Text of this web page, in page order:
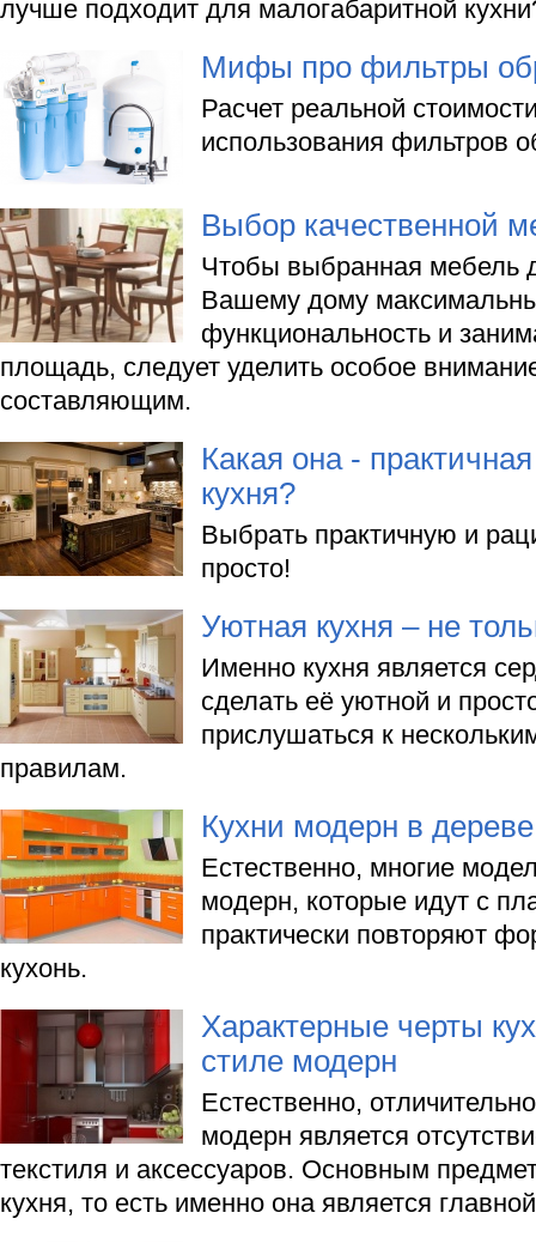
лучше подходит для малогабаритной
Мифы про фильтры
Расчет реальной
использования фильтров
Выбор качественной
Чтобы выбранная мебель
Вашему дому
функциональность и
площадь, следует уделить особое
составляющим.
Какая она -
кухня?
Выбрать практичную и
просто!
Уютная кухня – не
Именно кухня является
сделать её уютной и
прислушаться к
правилам.
Кухни модерн в
Естественно, многие
модерн, которые идут с
практически повторяют
кухонь.
Характерные черты
стиле модерн
Естественно,
модерн является
текстиля и аксессуаров. Основным
кухня, то есть именно она является